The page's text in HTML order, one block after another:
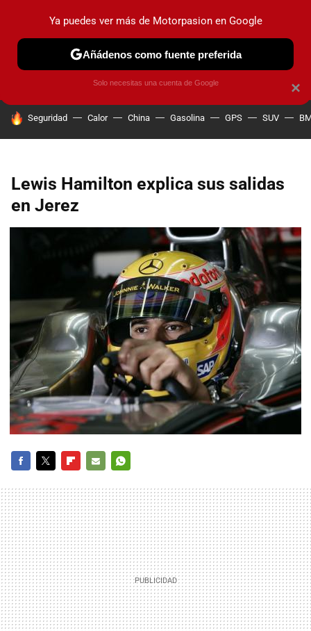
PRUEBAS COCHES ELÉCTRICOS OBSERVATORIO
HOY SE HABLA DE
Seguridad Calor China Gasolina GPS SUV
Lewis Hamilton explica sus salidas
en Jerez
MAIL
×
Ya puedes ver más de Motorpasion en Google
Añádenos como fuente preferida
Solo necesitas una cuenta de Google